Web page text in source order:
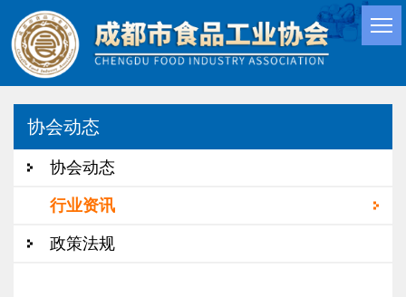
协会动态
协会动态
行业资讯
政策法规